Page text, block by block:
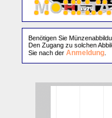
Benötigen Sie
Den Zugang zu solchen
Sie nach der Anmeldung.